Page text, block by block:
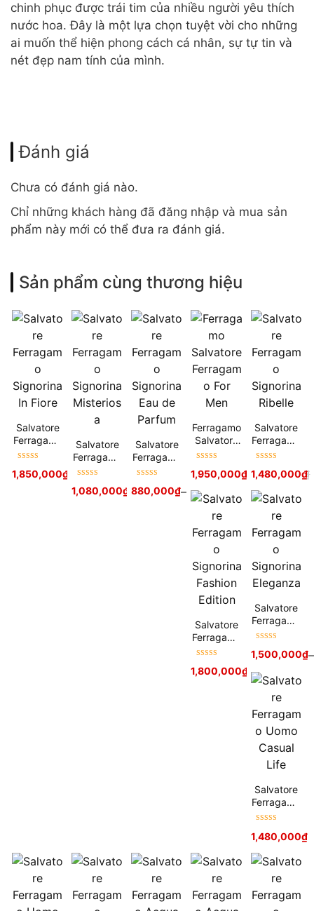
chinh phục được trái tim của nhiều người yêu thích
nước hoa. Đây là một lựa chọn tuyệt vời cho những
ai muốn thể hiện phong cách cá nhân, sự tự tin và
nét đẹp nam tính của mình.
Đánh giá
Chưa có đánh giá nào.
Chỉ những khách hàng đã đăng nhập và mua sản
phẩm này mới có thể đưa ra đánh giá.
Sản phẩm cùng thương hiệu
Salvatore
Ferragamo
Signorina
hạng5sao
1,850,000₫
Salvatore
Ferragamo
Signorina
hạng5sao
1,080,000₫ –1,260,000₫
Salvatore
Ferragamo
Signorina
Parfum
hạng5sao
880,000₫– 1,380,000
Ferragamo
Salvatore
Ferragamo
hạng5sao 2,250,000₫
1,950,000₫
Salvatore
Ferragamo
Signorina
hạng5sao
1,480,000₫
Salvatore
Ferragamo
Signorina
Edition
hạng5sao
1,800,000₫
Salvatore
Ferragamo
Signorina
hạng5sao
1,500,000₫–
Salvatore
Ferragamo
Uomo
hạng5sao
1,480,000₫